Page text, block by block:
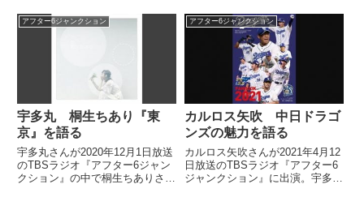
ムスターの3人と語り合っていま
した。リスペクト Ver.P お疲れさ
を紹介していました。
アフター6ジャンクション
宇多丸 桐生ちあり『東
京』を語る
宇多丸さんが2020年12月1日放送
のTBSラジオ『アフター6ジャン
クション』の中で桐生ちありさん
アフター6ジャンクション
カルロス矢吹 中日ドラゴ
ンズの魅力を語る
カルロス矢吹さんが2021年4月12
日放送のTBSラジオ『アフター6
ジャンクション』に出演。宇多丸